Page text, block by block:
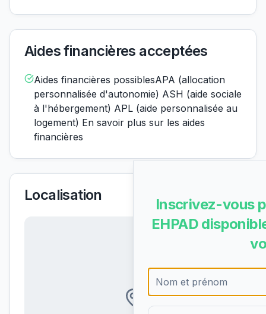
Aides financières acceptées
Aides financières possiblesAPA (allocation
personnalisée d'autonomie) ASH (aide sociale
à l'hébergement) APL (aide personnalisée au
logement) En savoir plus sur les aides
financières
Localisation
Inscrivez-vous
EHPAD